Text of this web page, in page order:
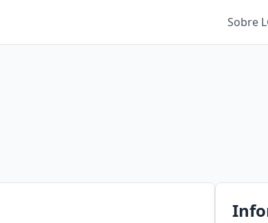
Sobre